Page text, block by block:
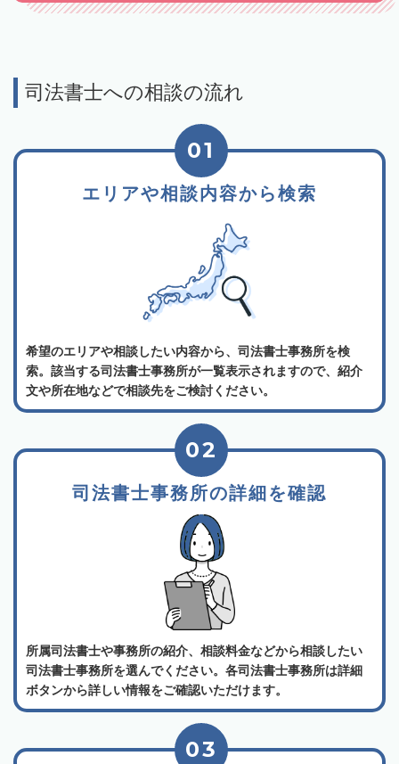
司法書士への相談の流れ
エリアや相談内容から検索
01
希望のエリアや相談したい内容から、司法書士事務所を検
索。該当する司法書士事務所が一覧表示されますので、紹介
文や所在地などで相談先をご検討ください。
司法書士事務所の詳細を確認
02
所属司法書士や事務所の紹介、相談料金などから相談したい
司法書士事務所を選んでください。各司法書士事務所は詳細
ボタンから詳しい情報をご確認いただけます。
03